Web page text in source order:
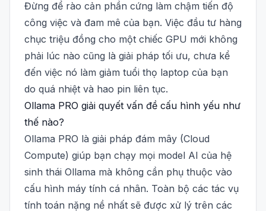
Đừng để rào cản phần cứng làm chậm tiến độ
công việc và đam mê của bạn. Việc đầu tư hàng
chục triệu đồng cho một chiếc GPU mới không
phải lúc nào cũng là giải pháp tối ưu, chưa kể
đến việc nó làm giảm tuổi thọ laptop của bạn
do quá nhiệt và hao pin liên tục.
Ollama PRO giải quyết vấn đề cấu hình yếu như
thế nào?
Ollama PRO là giải pháp đám mây (Cloud
Compute) giúp bạn chạy mọi model AI của hệ
sinh thái Ollama mà không cần phụ thuộc vào
cấu hình máy tính cá nhân. Toàn bộ các tác vụ
tính toán nặng nề nhất sẽ được xử lý trên các